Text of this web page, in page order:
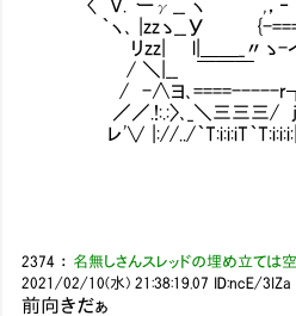
〈 Ｖ.｀ーγ__ ヽ ,，‐
｀ヽ､ |zzゝ__У {-===} { ヽ
リzz| l|＿＿_〃ゝ-イ
/ ＼|__ ￣￣￣ Ｅ }／ﾊ
/ -∧ヨ､====-----r┬‐ァ
／／.!:.:〉､_＼三三三/ jイ
レ'∨ |://../｀T:i:i:iT｀T:i:i:i:|
2374 ： 名無しさんスレッドの埋め立ては
2021/02/10(水) 21:38:19.07 ID:ncE/3IZa
前向きだぁ